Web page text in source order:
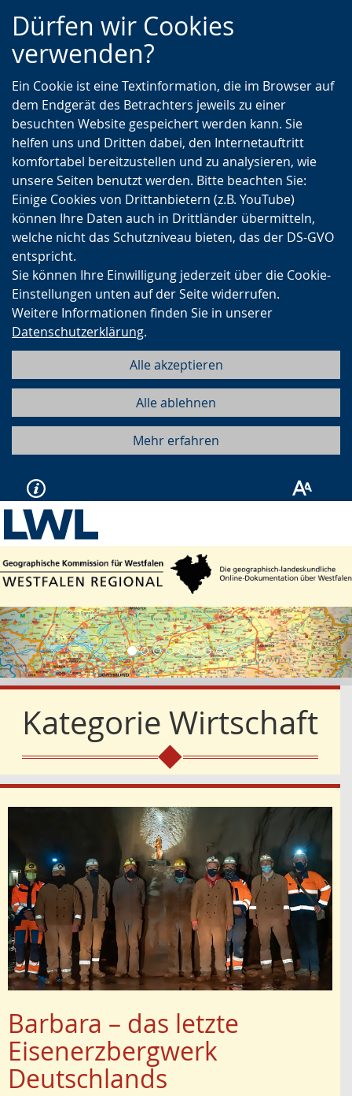
Zur
Hauptnavigation
Zur
Seitennavigation
Zum
Inhalt
Dürfen wir Cookies
verwenden?
Ein Cookie ist eine Textinformation, die im Browser auf
dem Endgerät des Betrachters jeweils zu einer
besuchten Website gespeichert werden kann. Sie
helfen uns und Dritten dabei, den Internetauftritt
komfortabel bereitzustellen und zu analysieren, wie
unsere Seiten benutzt werden. Bitte beachten Sie:
Einige Cookies von Drittanbietern (z.B. YouTube)
können Ihre Daten auch in Drittländer übermitteln,
welche nicht das Schutzniveau bieten, das der DS-GVO
entspricht.
Sie können Ihre Einwilligung jederzeit über die Cookie-
Einstellungen unten auf der Seite widerrufen.
Weitere Informationen finden Sie in unserer
Datenschutzerklärung.
Alle akzeptieren
Alle ablehnen
Mehr erfahren
Vorherige
Kategorie Wirtschaft
Barbara – das letzte
Eisenerzbergwerk
Deutschlands